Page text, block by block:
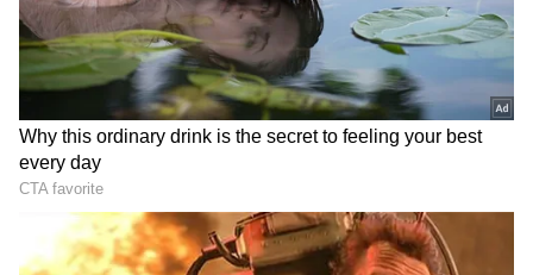
దేశంలో పెరుగుతోన్న వివాహేత‌ర సంబంధాలు..
హైద‌రాబాద్ స్థానం ఏంటో తెలిస్తే షాక్ అవ్వాల్సిందే
4